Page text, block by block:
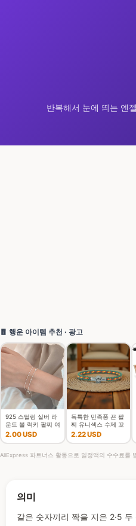
반복해서 눈에 띄는 엔
🧧 행운 아이템 추천 · 광고
925 스털링 실버 라
운드 볼 럭키 팔찌 여
성 더블 레이어 스네
이크 체인 핫 최고 품
2.00 USD
독특한 민족풍 끈 팔
찌 유니섹스 수제 꼬
임 행운의 실 커플 팔
2.22 USD
AliExpress 파트너스 활동으로 일정액의 수수료를
의미
같은 숫자끼리 짝을 지은 2·5